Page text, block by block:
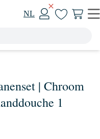
NL
| Chroom
1